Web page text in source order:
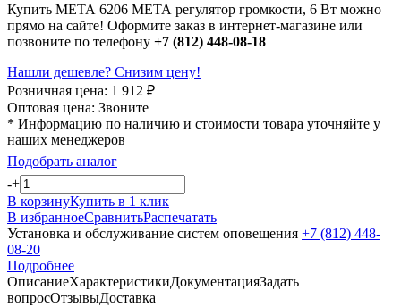
Купить МЕТА 6206 МЕТА регулятор громкости, 6 Вт можно
прямо на сайте! Оформите заказ в интернет-магазине или
позвоните по телефону +7 (812) 448-08-18
Нашли дешевле? Снизим цену!
Розничная цена: 1 912 ₽
Оптовая цена: Звоните
* Информацию по наличию и стоимости товара уточняйте у
наших менеджеров
Подобрать аналог
-+
В корзинуКупить в 1 клик
В избранноеСравнитьРаспечатать
Установка и обслуживание систем оповещения +7 (812) 448-
08-20
Подробнее
ОписаниеХарактеристикиДокументацияЗадать
вопросОтзывыДоставка